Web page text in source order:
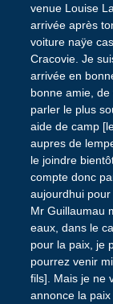
venue Louise
arrivée après
voiture naÿe
Cracovie. Je
arrivée en
bonne amie, de
parler le plus
aide de camp
aupres de
le joindre
compte donc
aujourdhui
Mr Guillaumau
eaux, dans le
pour la paix, je
pourrez venir
fils]. Mais je ne
annonce la